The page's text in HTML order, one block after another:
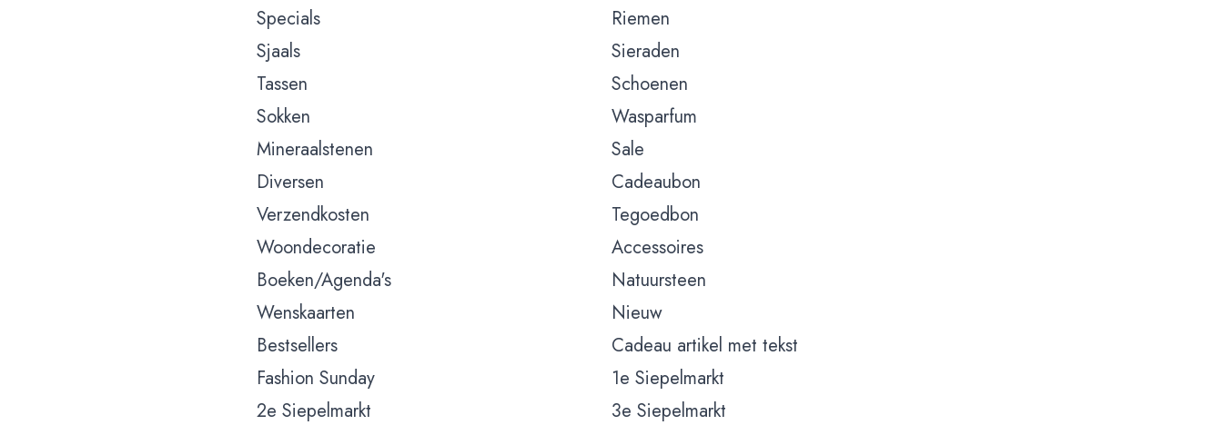
Specials
Riemen
Sjaals
Sieraden
Tassen
Schoenen
Sokken
Wasparfum
Mineraalstenen
Sale
Diversen
Cadeaubon
Verzendkosten
Tegoedbon
Woondecoratie
Accessoires
Boeken/Agenda's
Natuursteen
Wenskaarten
Nieuw
Bestsellers
Cadeau artikel met tekst
Fashion Sunday
1e Siepelmarkt
2e Siepelmarkt
3e Siepelmarkt